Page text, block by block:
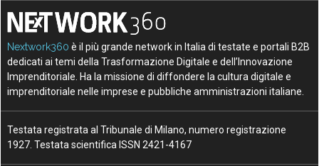
Nextwork360 è il più grande network in Italia di testate e portali B2B
dedicati ai temi della Trasformazione Digitale e dell’Innovazione
Imprenditoriale. Ha la missione di diffondere la cultura digitale e
imprenditoriale nelle imprese e pubbliche amministrazioni italiane.
Testata registrata al Tribunale di Milano, numero registrazione
1927. Testata scientifica ISSN 2421-4167